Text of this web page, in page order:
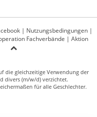
| Nutzungsbedingungen |
Fachverbände | Aktion
die gleichzeitige Verwendung der
divers (m/w/d) verzichtet.
für alle Geschlechter.